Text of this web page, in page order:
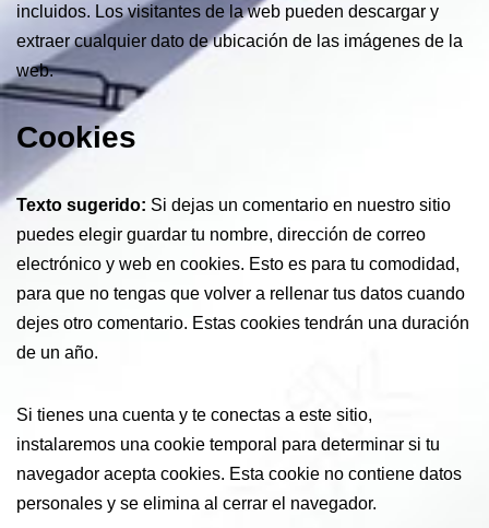
incluidos. Los visitantes de la web pueden descargar y
extraer cualquier dato de ubicación de las imágenes de la
web.
Cookies
Texto sugerido: Si dejas un comentario en nuestro sitio
puedes elegir guardar tu nombre, dirección de correo
electrónico y web en cookies. Esto es para tu comodidad,
para que no tengas que volver a rellenar tus datos cuando
dejes otro comentario. Estas cookies tendrán una duración
de un año.
Si tienes una cuenta y te conectas a este sitio,
instalaremos una cookie temporal para determinar si tu
navegador acepta cookies. Esta cookie no contiene datos
personales y se elimina al cerrar el navegador.